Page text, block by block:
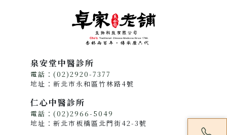
泉安堂中醫診所
電話：(02)2920-7377
地址：新北市永和區竹林路4號
仁心中醫診所
電話：(02)2966-5049
地址：新北市板橋區北門街42-3號